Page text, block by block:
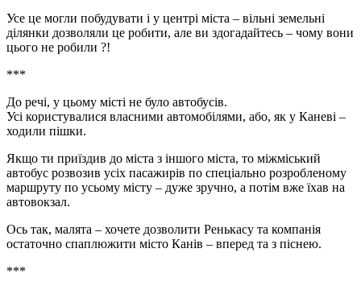
Усе це могли побудувати і у центрі міста – вільні земельні
ділянки дозволяли це робити, але ви здогадайтесь – чому вони
цього не робили ?!
***
До речі, у цьому місті не було автобусів.
Усі користувалися власними автомобілями, або, як у Каневі –
ходили пішки.
Якщо ти приїздив до міста з іншого міста, то міжміський
автобус розвозив усіх пасажирів по спеціально розробленому
маршруту по усьому місту – дуже зручно, а потім вже їхав на
автовокзал.
Ось так, малята – хочете дозволити Ренькасу та компанія
остаточно спаплюжити місто Канів – вперед та з піснею.
***